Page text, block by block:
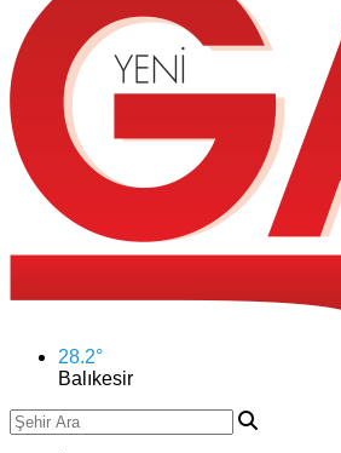
28.2°
Balıkesir